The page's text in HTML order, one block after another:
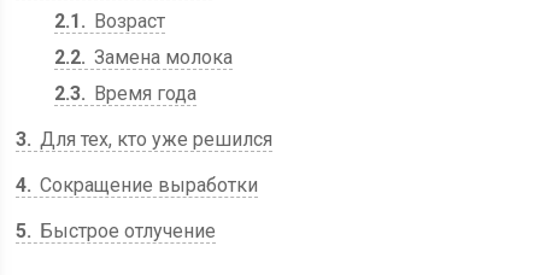
2.1
Возраст
2.2 Замена молока
2.3
Время года
3 Для тех, кто уже решился
4 Сокращение выработки
5
Быстрое отлучение